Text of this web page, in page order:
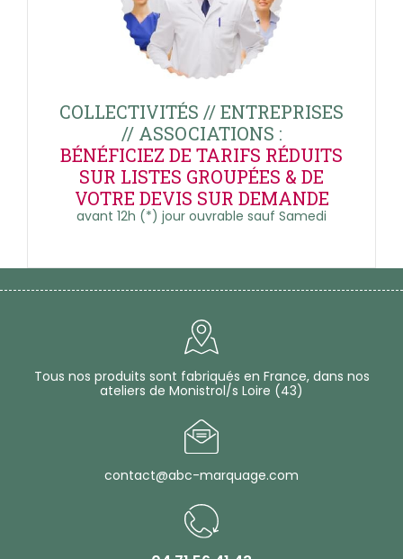
COLLECTIVITÉS // ENTREPRISES
// ASSOCIATIONS :
BÉNÉFICIEZ DE TARIFS RÉDUITS
SUR LISTES GROUPÉES & DE
VOTRE DEVIS SUR DEMANDE
avant 12h (*) jour ouvrable sauf Samedi
Tous nos produits sont fabriqués en France, dans nos
ateliers de Monistrol/s Loire (43)
contact@abc-marquage.com